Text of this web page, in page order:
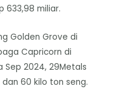
633,98 miliar.
Golden Grove di
Capricorn di
Sep 2024, 29Metals
60 kilo ton seng.